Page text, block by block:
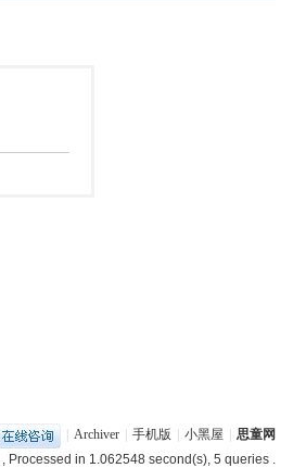
Archiver 手机版 小黑屋
思童网
, Processed in 1.062548 second(s), 5 queries .